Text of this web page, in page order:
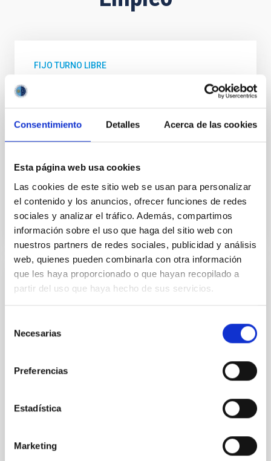
Consentimiento Detalles Acerca de las cookies
Esta página web usa cookies
Las cookies de este sitio web se usan para personalizar
el contenido y los anuncios, ofrecer funciones de redes
sociales y analizar el tráfico. Además, compartimos
información sobre el uso que haga del sitio web con
nuestros partners de redes sociales, publicidad y análisis
web, quienes pueden combinarla con otra información
que les haya proporcionado o que hayan recopilado a
partir del uso que haya hecho de sus servicios.
Necesarias
Preferencias
Estadística
Marketing
FIJO TURNO LIBRE
UN CONTRATO - TÉCNICO/A DE TALLER -
LABORAL - PS-2026-032
categoría profesional de Técnico/a de Taller, acogido
FIJO TURNO LIBRE
UN CONTRATO - TÉCNICO/A
OBSERVATORIOS (ORM-LA PALMA) - FIJO
Se convoca proceso selectivo para el ingreso, como
General, acogido a Convenio y que tendrá